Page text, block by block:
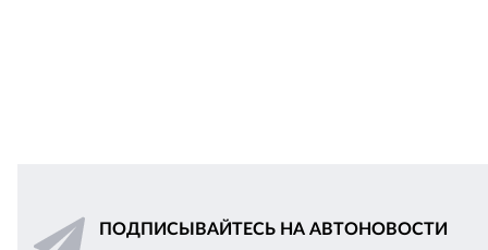
ПОДПИСЫВАЙТЕСЬ НА АВТОНОВОСТИ